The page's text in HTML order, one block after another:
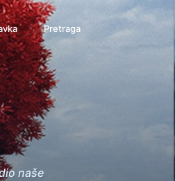
Pretraga
naše